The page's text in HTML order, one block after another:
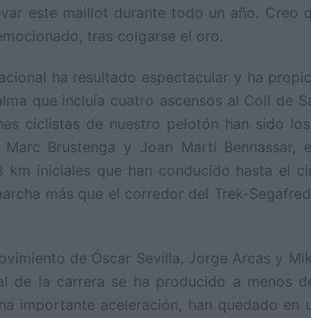
este maillot durante todo un año. Creo
tras colgarse el oro.
ha resultado espectacular y ha
que incluía cuatro ascensos al Coll de
ciclistas de nuestro pelotón han sido
Brustenga y Joan Martí Bennassar,
iniciales que han conducido hasta el
más que el corredor del Trek-
de Óscar Sevilla, Jorge Arcas y
de la carrera se ha producido a menos
importante aceleración, han quedado en